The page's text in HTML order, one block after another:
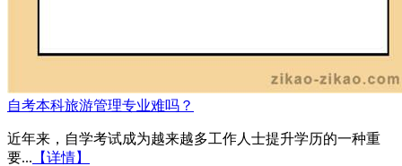
自考本科旅游管理专业难吗？
近年来，自学考试成为越来越多工作人士提升学历的一种重
要... 【详情】